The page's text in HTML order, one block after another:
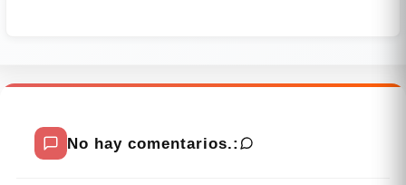
No hay comentarios.: